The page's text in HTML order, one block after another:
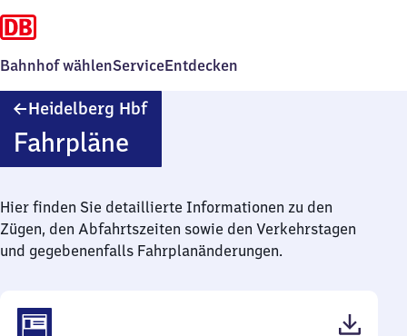
Bahnhof wählenServiceEntdecken
Heidelberg HbfHeidelberg
Fahrpläne
Hier finden Sie detaillierte Informationen zu den
Zügen, den Abfahrtszeiten sowie den Verkehrstagen
und gegebenenfalls Fahrplanänderungen.